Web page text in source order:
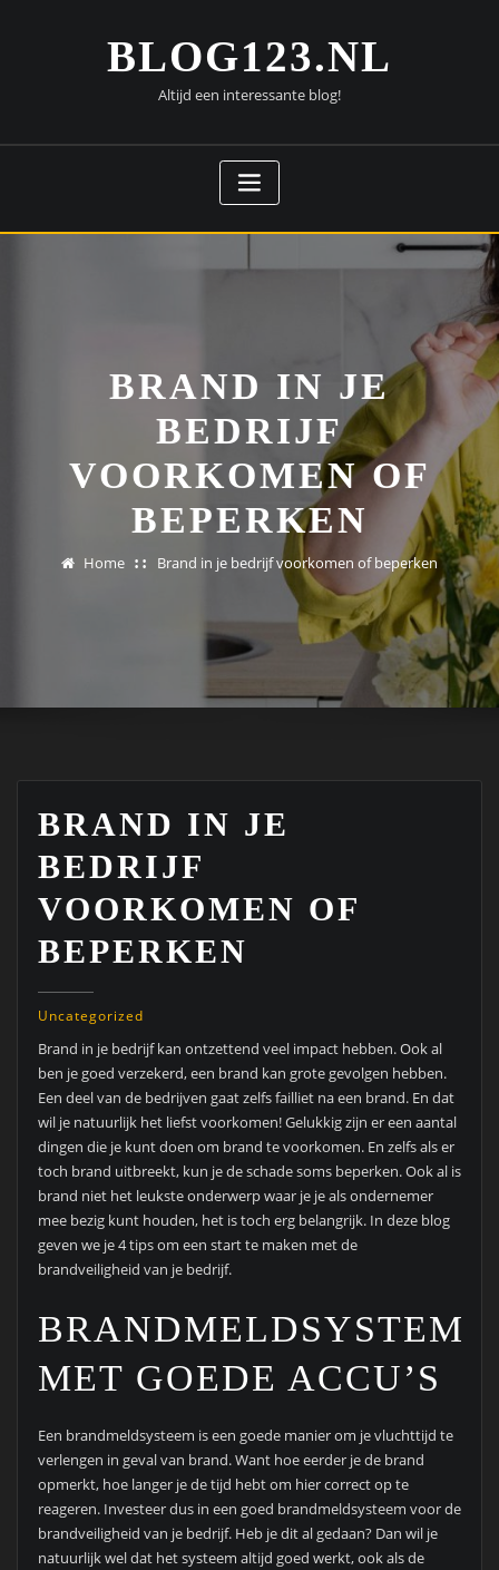
BLOG123.NL
Altijd een interessante blog!
BRAND IN JE
BEDRIJF
VOORKOMEN OF
BEPERKEN
Home Brand in je bedrijf voorkomen of beperken
BRAND IN JE
BEDRIJF
VOORKOMEN OF
BEPERKEN
Uncategorized
Brand in je bedrijf kan ontzettend veel impact hebben. Ook al
ben je goed verzekerd, een brand kan grote gevolgen hebben.
Een deel van de bedrijven gaat zelfs failliet na een brand. En dat
wil je natuurlijk het liefst voorkomen! Gelukkig zijn er een aantal
dingen die je kunt doen om brand te voorkomen. En zelfs als er
toch brand uitbreekt, kun je de schade soms beperken. Ook al is
brand niet het leukste onderwerp waar je je als ondernemer
mee bezig kunt houden, het is toch erg belangrijk. In deze blog
geven we je 4 tips om een start te maken met de
brandveiligheid van je bedrijf.
MET GOEDE ACCU’S
Een brandmeldsysteem is een goede manier om je vluchttijd te
verlengen in geval van brand. Want hoe eerder je de brand
opmerkt, hoe langer je de tijd hebt om hier correct op te
reageren. Investeer dus in een goed brandmeldsysteem voor de
brandveiligheid van je bedrijf. Heb je dit al gedaan? Dan wil je
natuurlijk wel dat het systeem altijd goed werkt, ook als de